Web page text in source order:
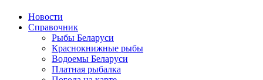
Новости
Справочник
Рыбы Беларуси
Краснокнижные рыбы
Водоемы Беларуси
Платная рыбалка